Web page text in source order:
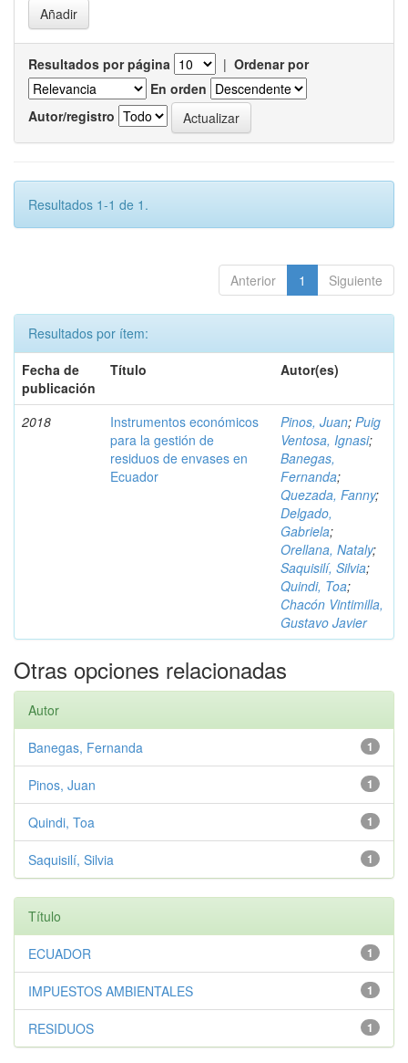
Resultados por página | Ordenar por
En orden
Autor/registro
Resultados 1-1 de 1.
Anterior 1 Siguiente
Resultados por ítem:
Fecha de
publicación
Título Autor(es)
2018
Instrumentos económicos
para la gestión de
residuos de envases en
Ecuador
Pinos, Juan; Puig
Ventosa, Ignasi;
Banegas,
Fernanda;
Quezada, Fanny;
Delgado,
Gabriela;
Orellana, Nataly;
Saquisilí, Silvia;
Quindi, Toa;
Chacón Vintimilla,
Gustavo Javier
Otras opciones relacionadas
Autor
1
Banegas, Fernanda
1
Pinos, Juan
1
Quindi, Toa
1
Saquisilí, Silvia
Título
1
ECUADOR
1
IMPUESTOS AMBIENTALES
1
RESIDUOS